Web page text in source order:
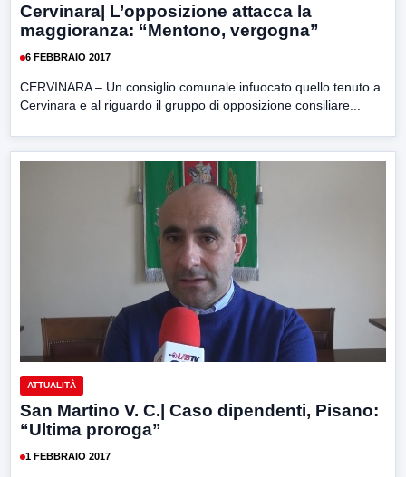
Cervinara| L’opposizione attacca la
maggioranza: “Mentono, vergogna”
6 FEBBRAIO 2017
CERVINARA – Un consiglio comunale infuocato quello tenuto a
Cervinara e al riguardo il gruppo di opposizione consiliare...
ATTUALITÀ
San Martino V. C.| Caso dipendenti, Pisano:
“Ultima proroga”
1 FEBBRAIO 2017